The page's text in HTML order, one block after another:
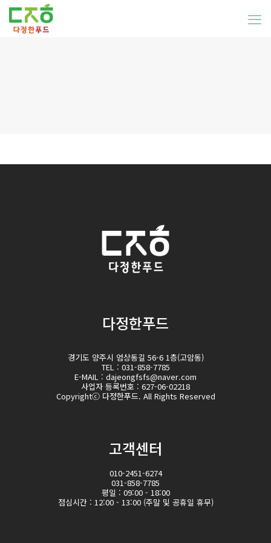
다정한푸드
경기도 양주시 엄상동길 56-6 1층(고암동)
TEL : 031-858-7785
E-MAIL : dajeongfsfs@naver.com
사업자 등록번호 : 627-06-02218
Copyrightⓒ 다정한푸드. All Rights Reserved
고객센터
010-2451-6274
031-858-7785
평일 : 09:00 - 18:00
점심시간 : 12:00 - 13:00 (주말 및 공휴일 휴무)